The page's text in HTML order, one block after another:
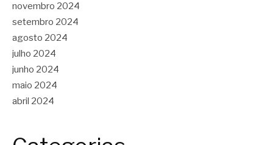
novembro 2024
setembro 2024
agosto 2024
julho 2024
junho 2024
maio 2024
abril 2024